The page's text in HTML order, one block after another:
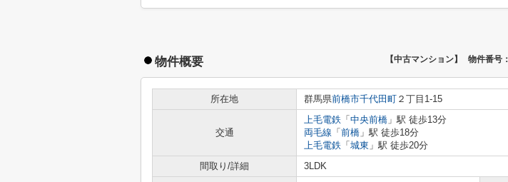
物件概要 【中古マンション】 物件番号
所在地 群馬県前橋市千代田町 ２丁目1-15
交通
上毛電鉄 「 中央前橋 」駅 徒歩13分
両毛線 「 前橋 」駅 徒歩18分
上毛電鉄 「 城東 」駅 徒歩20分
間取り/詳細
3LDK